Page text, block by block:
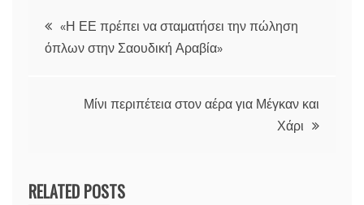
Πλοήγηση
άρθρων
«Η ΕΕ πρέπει να σταματήσει την πώληση
όπλων στην Σαουδική Αραβία»
Μίνι περιπέτεια στον αέρα για Μέγκαν και
Χάρι
RELATED POSTS